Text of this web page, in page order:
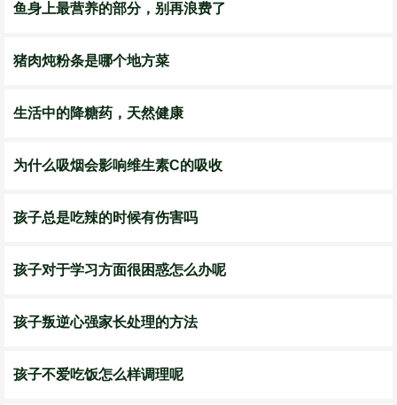
鱼身上最营养的部分，别再浪费了
猪肉炖粉条是哪个地方菜
生活中的降糖药，天然健康
为什么吸烟会影响维生素C的吸收
孩子总是吃辣的时候有伤害吗
孩子对于学习方面很困惑怎么办呢
孩子叛逆心强家长处理的方法
孩子不爱吃饭怎么样调理呢